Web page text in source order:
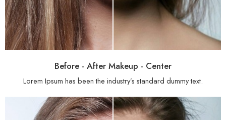
Before - After Makeup - Center
Lorem Ipsum has been the industry’s standard dummy text.